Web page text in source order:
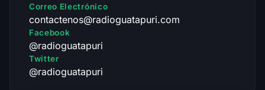
Correo Electrónico
contactenos@radioguatapuri.com
Facebook
@radioguatapuri
Twitter
@radioguatapuri